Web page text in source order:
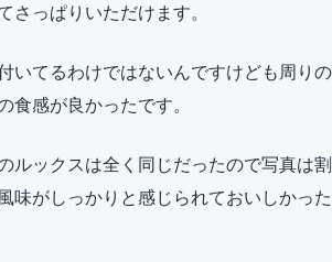
さっぱりいただけます。
いてるわけではないんですけども周りの
食感が良かったです。
ルックスは全く同じだったので写真は割
味がしっかりと感じられておいしかった